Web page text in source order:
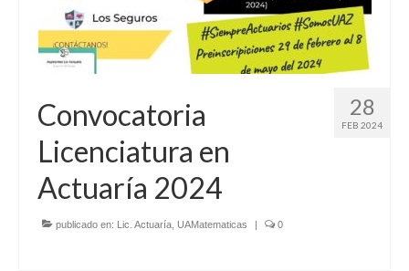
28
FEB 2024
Convocatoria
Licenciatura en
Actuaría 2024
publicado en: Lic. Actuaría UAMatematicas | 0